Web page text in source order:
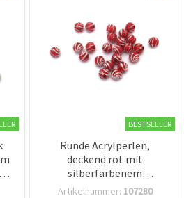
BESTSELLER
Runde Acrylperlen,
deckend rot mit
silberfarbenem
Spiralband, Ø 8 mm, Loch
Artikelnummer: 107280